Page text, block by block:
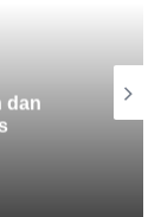
Lari